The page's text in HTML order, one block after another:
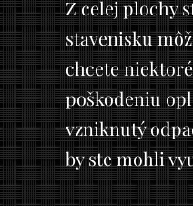
Z celej plochy
stavenisku
chcete
poškodeniu
vzniknutý
by ste mohli